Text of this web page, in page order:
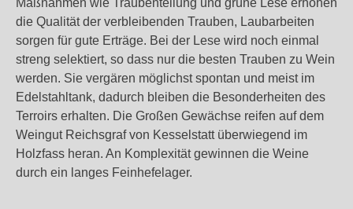
Maßnahmen wie Traubenteilung und grüne Lese erhöhen
die Qualität der verbleibenden Trauben, Laubarbeiten
sorgen für gute Erträge. Bei der Lese wird noch einmal
streng selektiert, so dass nur die besten Trauben zu Wein
werden. Sie vergären möglichst spontan und meist im
Edelstahltank, dadurch bleiben die Besonderheiten des
Terroirs erhalten. Die Großen Gewächse reifen auf dem
Weingut Reichsgraf von Kesselstatt überwiegend im
Holzfass heran. An Komplexität gewinnen die Weine
durch ein langes Feinhefelager.